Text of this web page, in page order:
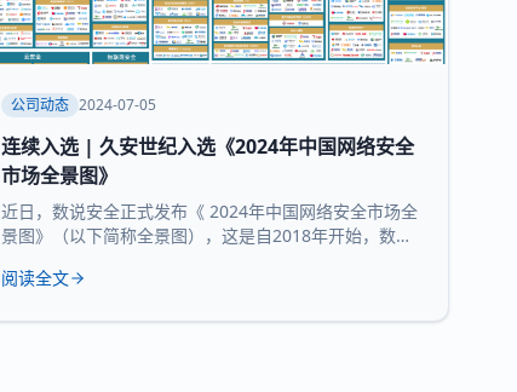
公司动态 2024-07-05
连续入选 | 久安世纪入选《2024年中国网络安全
市场全景图》
近日，数说安全正式发布《 2024年中国网络安全市场全
景图》（以下简称全景图），这是自2018年开始，数说
领域的技术沉淀、服务经验和长时间的市场验证，再度
阅读全文